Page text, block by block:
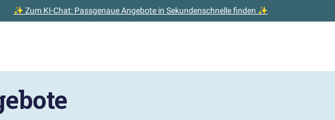
✨ Zum KI-Chat: Passgenaue Angebote in Sekundenschnelle finden ✨